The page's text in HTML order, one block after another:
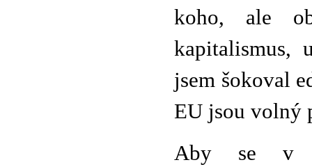
koho, ale
kapitalismus,
jsem šokoval
EU jsou volný
Aby se v